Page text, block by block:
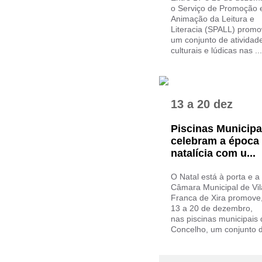
o Serviço de Promoção
Animação da Leitura e
Literacia (SPALL)
um conjunto de
culturais e lúdicas nas ...
13 a20 dez
Piscinas
celebram a época
natalícia com u...
O Natal está à porta e a
Câmara Municipal de
Franca de Xira
13 a 20 de dezembro,
nas piscinas municipais
Concelho, um conjunto